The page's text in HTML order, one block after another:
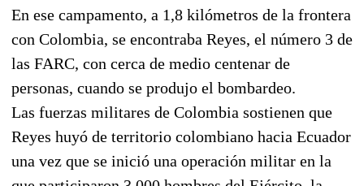
En ese campamento, a 1,8 kilómetros de la frontera
con Colombia, se encontraba Reyes, el número 3 de
las FARC, con cerca de medio centenar de
personas, cuando se produjo el bombardeo.
Las fuerzas militares de Colombia sostienen que
Reyes huyó de territorio colombiano hacia Ecuador
una vez que se inició una operación militar en la